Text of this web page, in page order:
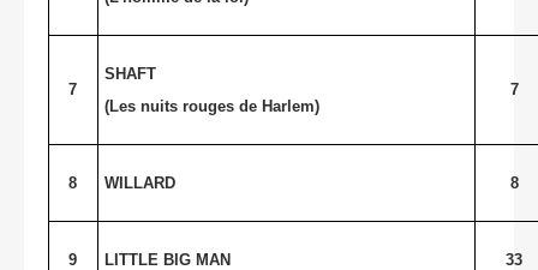
7
SHAFT
(Les nuits rouges de Harlem)
7
8 WILLARD 8
9 LITTLE BIG MAN 33